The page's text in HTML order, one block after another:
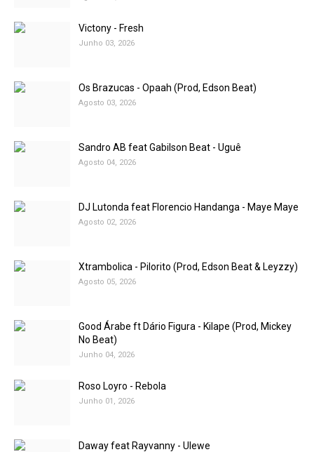
Victony - Fresh
Junho 03, 2026
Os Brazucas - Opaah (Prod, Edson Beat)
Agosto 03, 2026
Sandro AB feat Gabilson Beat - Uguê
Agosto 04, 2026
DJ Lutonda feat Florencio Handanga - Maye Maye
Agosto 02, 2026
Xtrambolica - Pilorito (Prod, Edson Beat & Leyzzy)
Agosto 05, 2026
Good Árabe ft Dário Figura - Kilape (Prod, Mickey
No Beat)
Junho 04, 2026
Roso Loyro - Rebola
Junho 01, 2026
Daway feat Rayvanny - Ulewe